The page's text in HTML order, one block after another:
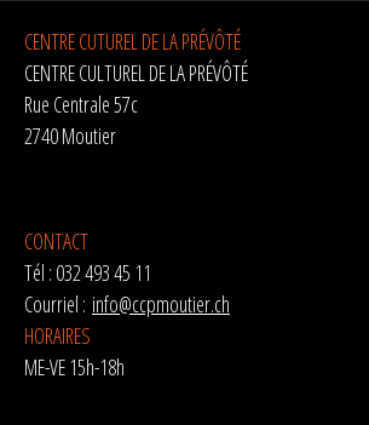
CENTRE CUTUREL DE LA PRÉVÔTÉ
CENTRE CULTUREL DE LA PRÉVÔTÉ
Rue Centrale 57c
2740 Moutier
CONTACT
Tél : 032 493 45 11
Courriel : info@ccpmoutier.ch
HORAIRES
ME-VE 15h-18h